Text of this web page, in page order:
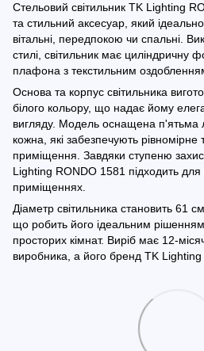
Стельовий світильник TK Lighting
та стильний аксесуар, який
вітальні, передпокою чи спальні.
стилі, світильник має циліндричну
плафона з текстильним
Основа та корпус світильника
білого кольору, що надає йому
вигляду. Модель оснащена п'ятьма
кожна, які забезпечують
приміщення. Завдяки ступеню
Lighting RONDO 1581 підходить для
приміщеннях.
Діаметр світильника становить 61
що робить його ідеальним
просторих кімнат. Виріб має 12-
виробника, а його бренд TK